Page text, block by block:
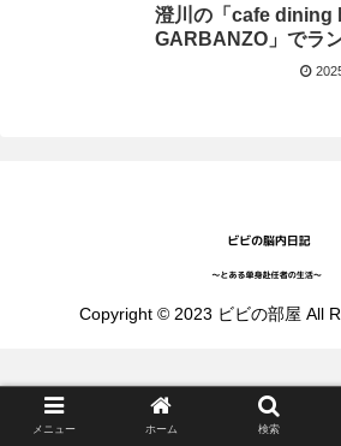
澄川の「cafe dining
GARBANZO」でラ
Copyright © 2023 ビビの部屋 All
メニュー ホーム 検索